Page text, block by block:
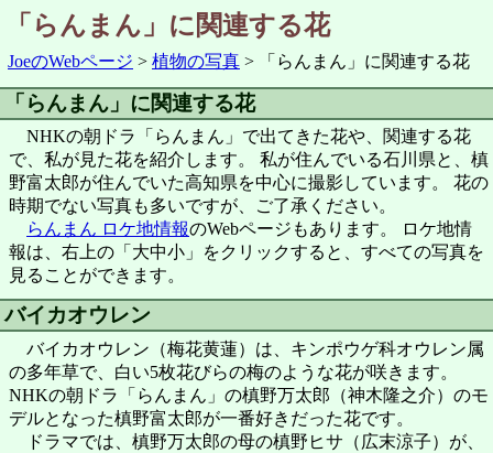
「らんまん」に関連する花
JoeのWebページ 植物の写真 「らんまん」に関連する花
「らんまん」に関連する花
NHKの朝ドラ「らんまん」で出てきた花や、関連する花
で、私が見た花を紹介します。 私が住んでいる石川県と、槙
野富太郎が住んでいた高知県を中心に撮影しています。 花の
時期でない写真も多いですが、ご了承ください。
らんまん ロケ地情報のWebページもあります。 ロケ地情
報は、右上の「大中小」をクリックすると、すべての写真を
見ることができます。
バイカオウレン
バイカオウレン（梅花黄蓮）は、キンポウゲ科オウレン属
の多年草で、白い5枚花びらの梅のような花が咲きます。
NHKの朝ドラ「らんまん」の槙野万太郎（神木隆之介）のモ
デルとなった槙野富太郎が一番好きだった花です。
ドラマでは、槙野万太郎の母の槙野ヒサ（広末涼子）が、